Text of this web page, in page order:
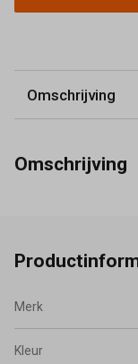
Omschrijving
Omschrijving
Merk
Kleur